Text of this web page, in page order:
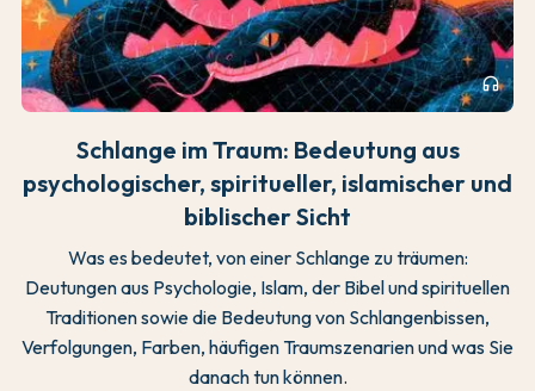
headphones
Schlange im Traum: Bedeutung aus
psychologischer, spiritueller, islamischer und
biblischer Sicht
Was es bedeutet, von einer Schlange zu träumen:
Deutungen aus Psychologie, Islam, der Bibel und spirituellen
Traditionen sowie die Bedeutung von Schlangenbissen,
Verfolgungen, Farben, häufigen Traumszenarien und was Sie
danach tun können.